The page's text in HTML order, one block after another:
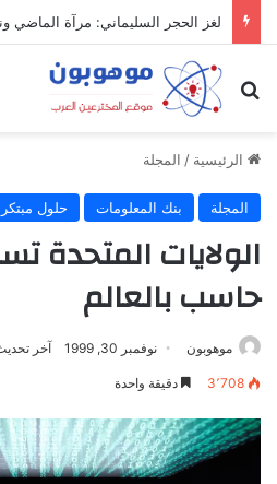
لغز الحجر السليماني: مرآة الماضي
بحث عن
الرئيسية / المجلة
المجلة بنك المعلومات حلول
الولايات المتحدة
حاسب بالعالم
موهوبون نوفمبر 30, 1999 آخر تحديث:
3٬708 دقيقة واحدة